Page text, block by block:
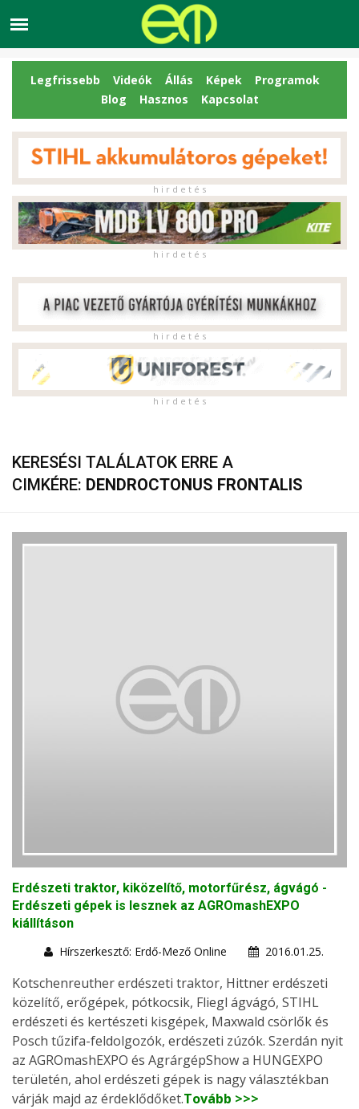
Legfrissebb Videók Állás Képek
Programok
Blog
Hasznos Kapcsolat
h i r d e t é s
h i r d e t é s
h i r d e t é s
h i r d e t é s
KERESÉSI TALÁLATOK ERRE A
CIMKÉRE: DENDROCTONUS FRONTALIS
Erdészeti traktor, kiközelítő, motorfűrész, ágvágó -
Erdészeti gépek is lesznek az AGROmashEXPO
kiállításon
Hírszerkesztő: Erdő-Mező Online
2016.01.25.
Kotschenreuther erdészeti traktor, Hittner erdészeti
közelítő, erőgépek, pótkocsik, Fliegl ágvágó, STIHL
erdészeti és kertészeti kisgépek, Maxwald csörlők és
Posch tűzifa-feldolgozók, erdészeti zúzók. Szerdán nyit
az AGROmashEXPO és AgrárgépShow a HUNGEXPO
területén, ahol erdészeti gépek is nagy választékban
várják majd az érdeklődőket.Tovább >>>